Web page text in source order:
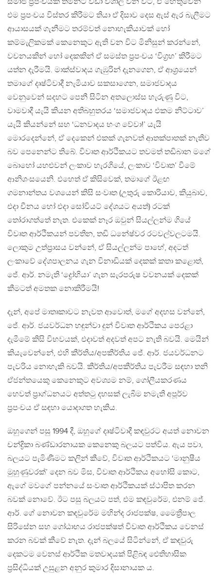
එම ප්‍රපංචය විස්තර කිරීමට තියා ඒ දිසාව දෙස ඇස් ඇර බැලීමට
ආයාසයක් ගැනීමට තරම්වත් නොහැකියාවක් හෝ
කම්මැලිකමක් කෙනෙකුට ඇති වන විට මිනිසුන් කරන්නේ,
වචනයකින් හෝ දෙකකින් ඒ සමස්ත ප්‍රපංචය ‘විග්‍රහ’ කිරීමට
යත්න දැරීමයි. මාක්ස්වාදය ගැඹුරින් දැනගෙන, ඒ ආශ්‍රයෙන්
තමාගේ දෘෂ්ටිවාදී නැමියාව සකසාගෙන, සමාජවාදය
වෙනුවෙන් සදහට පෙනී සිටින අතලොස්ස හැරුණු විට,
වාමවාදී යැයි කියන අතිබහුතරය ‘සමාජවාදය එකම නිට්ටාව’
යැයි කියන්නේ සහ ‘ධනවාදය භංග වේවා!’ යැයි
මොරදෙන්නේ, ඒ දෙකෙන් එකක් ගැනවත් ආතක්පාතක් නැතිව
බව පෙනෙන්ට තිබේ. විවෘත ආර්ථිකයට තවමත් තඩිබාන මගේ
බොහෝ යහළුවන් ලංකාව හැරගියේ, ලංකාව ‘විවෘත’ වීමේ
ආනිශංසයෙනි. එහෙත් ඒ කිසිවෙක්, තමාගේ ඊළඟ
ගමනාන්තය වශයෙන් කිසි සංවෘත (උතුරු කොරියාව, කියුබාව,
එදා චීනය හෝ එදා සෝවියට් දේශයට අයත්) රටක්
තෝරාගත්තේ නැත. එකෙක් නෑර ඔවුන් සියල්ලන්ම ගියේ
විවෘත ආර්ථිකයන් පවතින, තඩි ධනේෂ්වර රටවල්වලටමයි.
ලොකුම උත්ප්‍රාසය වන්නේ, ඒ සියල්ලන්ම පාහේ, අදටත්
ලංකාවේ දේශපාලනය ගැන විනාඩියක් දෙකක් කතා කළොත්,
ජේ. ආර්. නමැති ‘ද්‍රෝහියා’ ගැන සැරපරුෂ වවනයක් දෙකක්
කීමටත් අමතක නොකිරීමයි!
දැන්, අපේ මාතෘකාවට නැවත ආවොත්, මගේ අදහස වන්නේ,
ජේ. ආර්. ජයවර්ධන හඳුන්වා දුන් විවෘත ආර්ථිකය පෙරළා
දැමීමේ කිසි විභවයක්, එදාවත් අදවත් අපට නැති බවයි. මෙයින්
කියැවෙන්නේ, එහි කීර්තිය/අපකීර්තිය ජේ. ආර්. ජයවර්ධනට
පැවරිය නොහැකි බවයි. කීර්තිය/අපකීර්තිය පැවරීම සඳහා තනි
ඒජන්තයෙකු කෙනෙකුට අවශ්‍යම නම්, ගෝලීයකරණය
හෙවත් ප්‍රාග්ධනයට අත්තටු දහසක් ලැබීම නමැති අපූර්ව
ප්‍රපංචය ඒ සඳහා යොදාගත හැකිය.
ඔහුගෙන් පසු 1994 දී, ඔහුගේ දෘෂ්ටිවාදී කඳවුරට අයත් නොවන
චන්ද්‍රිකා බණ්ඩාරනායක කෙනෙකු බලයට පත්විය. ඇය පවා,
බලයට පැමිණීමට කලින් කීවේ, විවෘත ආර්ථිකයට ‘මානුෂීය
මුහුණුවරක්’ දෙන බව මිස, විවෘත ආර්ථිකය අහෝසි කොට,
ඇගේ මවගේ පන්නයේ සංවෘත ආර්ථිකයක් ස්ථාපිත කරන
බවක් නොවේ. ඊට පසු බලයට පත්, එම කඳවුරේම, එනම් ජේ.
ආර්. ගේ නොවන කඳවුරේම මහින්ද රාජපක්ෂ, මෛත්‍රීපාල
සිරිසේන සහ ගෝඨාභය රාජපක්ෂත් විවෘත ආර්ථිකය වෙනස්
කරන බවක් කීවේ නැත. දැන් බලයේ සිටින්නේ, ඒ කඳවුරු
දෙකටම වෙනස් ආර්ථික මතවාදයක් පිළිබඳ ඓතිහාසික
ප්‍රසිද්ධියක් උසුළන අනුර කුමාර දිසානායක ය.